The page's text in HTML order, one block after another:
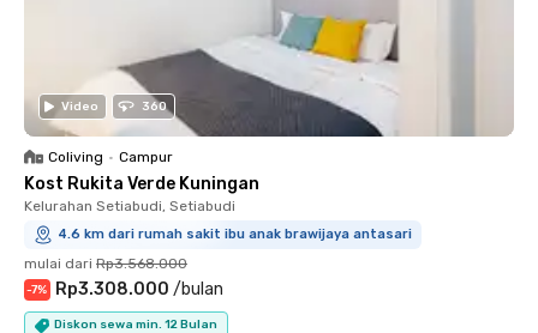
Video 360
Coliving • Campur
Kost Rukita Verde Kuningan
Kelurahan Setiabudi, Setiabudi
4.6 km dari rumah sakit ibu anak brawijaya antasari
mulai dari Rp3.568.000
-7% Rp3.308.000 /bulan
Diskon sewa min. 12 Bulan